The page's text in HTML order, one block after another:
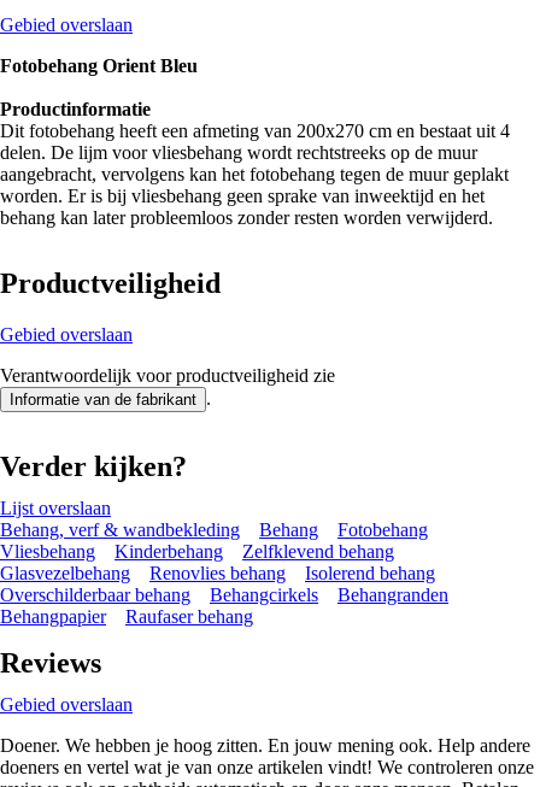
Gebied overslaan
Fotobehang Orient Bleu
Productinformatie
Dit fotobehang heeft een afmeting van 200x270 cm en bestaat uit 4
delen. De lijm voor vliesbehang wordt rechtstreeks op de muur
aangebracht, vervolgens kan het fotobehang tegen de muur geplakt
worden. Er is bij vliesbehang geen sprake van inweektijd en het
behang kan later probleemloos zonder resten worden verwijderd.
Productveiligheid
Gebied overslaan
Verantwoordelijk voor productveiligheid zie
Informatie van de fabrikant .
Verder kijken?
Lijst overslaan
Behang, verf & wandbekleding
Behang
Fotobehang
Vliesbehang
Kinderbehang
Zelfklevend behang
Glasvezelbehang
Renovlies behang
Isolerend behang
Overschilderbaar behang
Behangcirkels
Behangranden
Behangpapier
Raufaser behang
Reviews
Gebied overslaan
Doener. We hebben je hoog zitten. En jouw mening ook. Help andere
doeners en vertel wat je van onze artikelen vindt! We controleren onze